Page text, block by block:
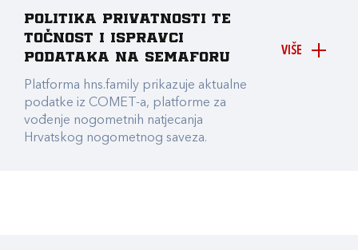
VIŠE
Politika privatnosti te
točnost i ispravci
podataka na Semaforu
Platforma hns.family prikazuje aktualne
podatke iz COMET-a, platforme za
vođenje nogometnih natjecanja
Hrvatskog nogometnog saveza.